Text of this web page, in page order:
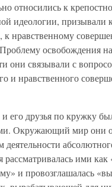
относились к
идеологии, призывали
к нравственному
освобождения
они связывали с
и нравственного
его друзья по кружку
Окружающий мир они
деятельности
ими как
и провозглашалась